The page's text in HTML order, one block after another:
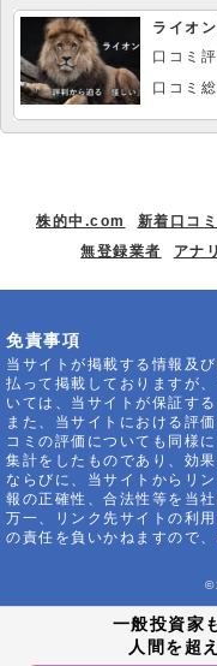
ライオ
口コミ
口コミ
株的中.com 新着口コミ
無登録業者
アナ
免責事項
当サイトが掲載する情報及
払って掲載しておりますが
いては、当サイトが保証す
また、当サイトにおける評
コミの評価についても同様
集計をしたものであり、効
ならびに、当サイトからリ
報の正確性、合法性等を当
万一、リンク先サイトの利
の責任を負いかねますので
一般投資家
人間を超